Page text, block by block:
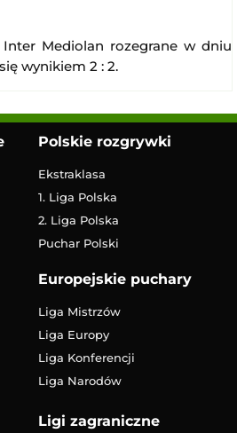
Mediolan rozegrane w dniu
wynikiem 2 : 2.
Polskie rozgrywki
Ekstraklasa
1. Liga Polska
2. Liga Polska
Puchar Polski
Europejskie puchary
Liga Mistrzów
Liga Europy
Liga Konferencji
Liga Narodów
Ligi zagraniczne